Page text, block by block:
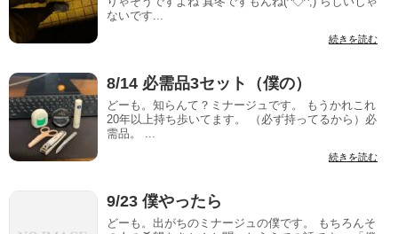
ないです...
続きを読む
8/14 必需品3セット（僕の）
どーも。知らんて？ミナージュです。 もうかれこれ
20年以上持ち歩いてます。 （必ず持ってるから）必
需品。 ...
続きを読む
9/23 僕やったら
どーも。出がちのミナージュの僕です。 もちろんそ